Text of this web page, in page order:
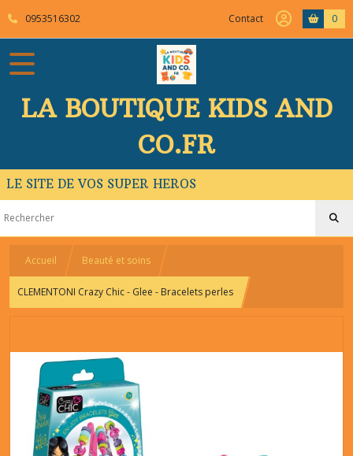
0953516302 Contact 0
LA BOUTIQUE KIDS AND
CO.FR
LE SITE DE VOS SUPER HEROS
Accueil Beauté et soins
CLEMENTONI Crazy Chic - Glee - Bracelets perles